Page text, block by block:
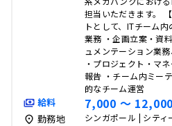
担当いただきます。
トとして、ITチーム
業務 ・企画立案・資
ュメンテーション業
・プロジェクト・マ
報告 ・チーム内ミー
的なチーム運営
給料 7,000 〜
勤務地 シンガポール | シティ